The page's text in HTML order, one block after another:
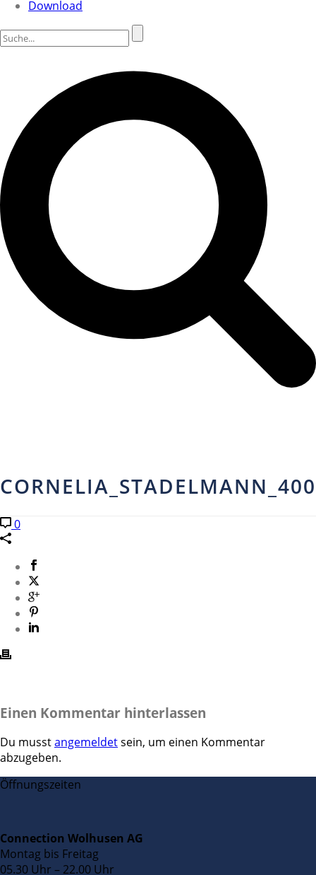
Download
0
Einen Kommentar hinterlassen
Du musstangemeldetsein, um einen Kommentar
abzugeben.
Öffnungszeiten
Connection Wolhusen AG
Montag bis Freitag
05.30 Uhr – 22.00 Uhr